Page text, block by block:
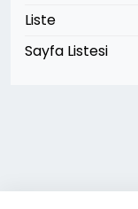
Liste
Sayfa Listesi